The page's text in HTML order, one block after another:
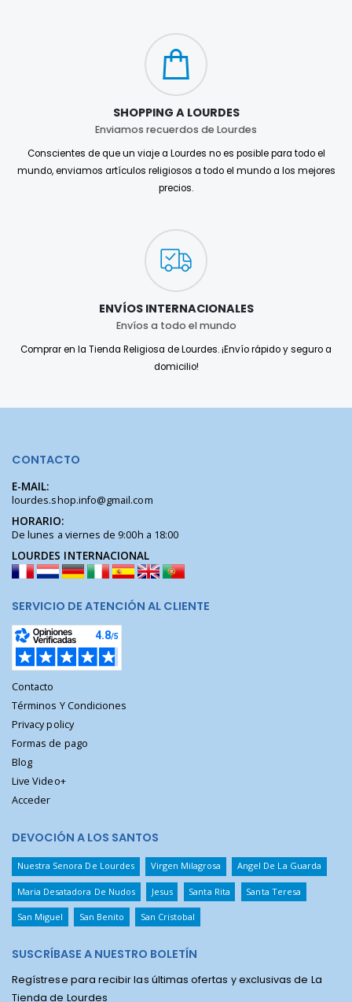
SHOPPING A LOURDES
Enviamos recuerdos de Lourdes
Conscientes de que un viaje a Lourdes no es posible para todo el
mundo, enviamos artículos religiosos a todo el mundo a los mejores
precios.
ENVÍOS INTERNACIONALES
Envíos a todo el mundo
Comprar en la Tienda Religiosa de Lourdes. ¡Envío rápido y seguro a
domicilio!
CONTACTO
E-MAIL:
lourdes.shop.info@gmail.com
HORARIO:
De lunes a viernes de 9:00h a 18:00
LOURDES INTERNACIONAL
SERVICIO DE ATENCIÓN AL CLIENTE
Contacto
Términos Y Condiciones
Privacy policy
Formas de pago
Blog
Live Video+
Acceder
DEVOCIÓN A LOS SANTOS
Nuestra Senora De Lourdes Virgen Milagrosa Angel De La Guarda
Maria Desatadora De Nudos Jesus Santa Rita Santa Teresa
San Miguel San Benito San Cristobal
SUSCRÍBASE A NUESTRO BOLETÍN
Regístrese para recibir las últimas ofertas y exclusivas de La
Tienda de Lourdes